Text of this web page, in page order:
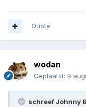
Quote
wodan
Geplaatst: 9
schreef Johnny